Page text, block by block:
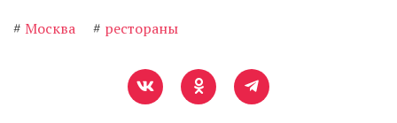
# Москва # рестораны